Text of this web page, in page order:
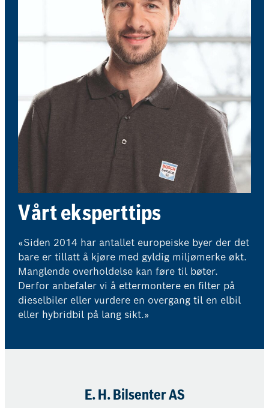
Vårt eksperttips
«Siden 2014 har antallet europeiske byer der det
bare er tillatt å kjøre med gyldig miljømerke økt.
Manglende overholdelse kan føre til bøter.
Derfor anbefaler vi å ettermontere en filter på
dieselbiler eller vurdere en overgang til en elbil
eller hybridbil på lang sikt.»
E. H. Bilsenter AS